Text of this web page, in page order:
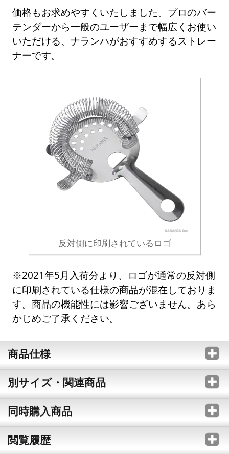
価格もお求めやすくいたしました。プロのバー
テンダーから一般のユーザーまで幅広くお使い
いただける、ナランハがおすすめするストレー
ナーです。
反対側に印刷されているロゴ
※2021年5月入荷分より、ロゴが通常の反対側
に印刷されている仕様の商品が混在しておりま
す。商品の機能性には影響ございません。あら
かじめご了承ください。
商品仕様
別サイズ・関連商品
同時購入商品
閲覧履歴